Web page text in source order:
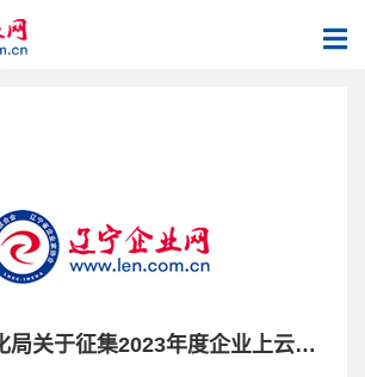
市工业和信息化局关于征集2023年度企业上云服务提供商的通知